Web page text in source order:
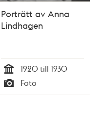
Porträtt av Anna
Lindhagen
Tid
1920 till 1930
Typ
Foto